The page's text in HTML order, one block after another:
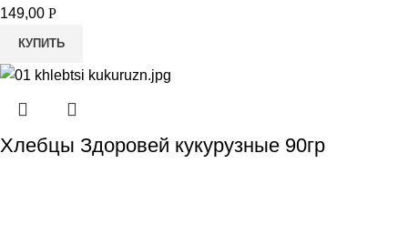
149,00 Р
КУПИТЬ
Хлебцы Здоровей кукурузные 90гр